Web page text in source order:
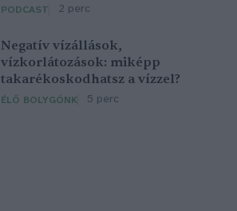
PODCAST 2 perc
Negatív vízállások,
vízkorlátozások: miképp
takarékoskodhatsz a vízzel?
ÉLŐ BOLYGÓNK 5 perc